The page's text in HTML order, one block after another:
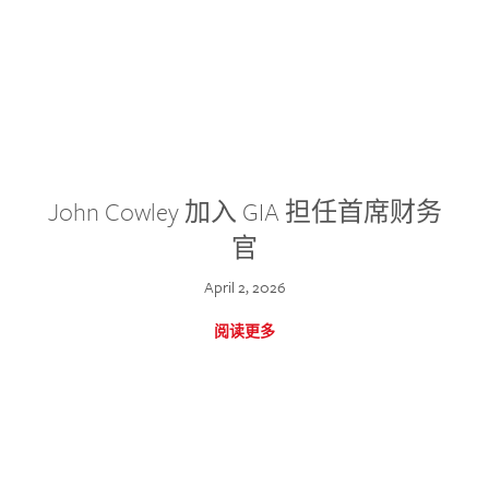
John Cowley 加入 GIA 担任首席财务
官
April 2, 2026
阅读更多